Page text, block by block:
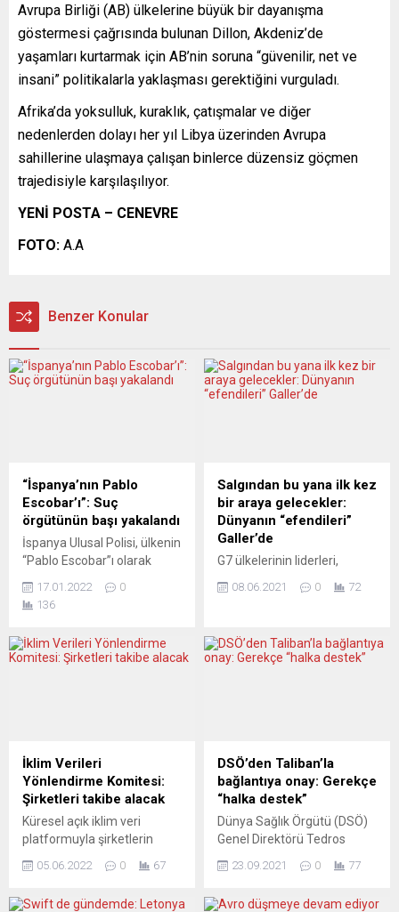
Avrupa Birliği (AB) ülkelerine büyük bir dayanışma
göstermesi çağrısında bulunan Dillon, Akdeniz’de
yaşamları kurtarmak için AB’nin soruna “güvenilir, net ve
insani” politikalarla yaklaşması gerektiğini vurguladı.
Afrika’da yoksulluk, kuraklık, çatışmalar ve diğer
nedenlerden dolayı her yıl Libya üzerinden Avrupa
sahillerine ulaşmaya çalışan binlerce düzensiz göçmen
trajedisiyle karşılaşılıyor.
YENİ POSTA – CENEVRE
FOTO: A.A
Benzer Konular
“İspanya’nın Pablo
Escobar’ı”: Suç
örgütünün başı yakalandı
İspanya Ulusal Polisi, ülkenin
“Pablo Escobar”ı olarak
kaçakçısının yakalandığını ve
örgütün çökertildiğini
yapılan yazılı açıklamada,
“İspanya’nın en önde gelen
düzenlenen operasyonda
yakalanan kişinin,
Hollanda’dan getirttiği
uyuşturucuları Madrid başta
olmak üzere ülkenin farklı...
17.01.2022
0
136
Salgından bu yana ilk kez
bir araya gelecekler:
Dünyanın “efendileri”
Galler’de
G7 ülkelerinin liderleri,
salgınının başlamasından bu
Gündem yüklü. Bu yıl 47’ncisi
düzenlenecek G7 Zirvesi,
gerçekleştirilecek. Zirvede,
devam eden salgın, küresel
jeopolitik riskler ve iklim
başlıkların ele alınması
bekleniyor....
08.06.2021 0 72
İklim Verileri
Yönlendirme Komitesi:
Şirketleri takibe alacak
Küresel açık iklim veri
platformuyla şirketlerin
taahhütlerinin takibine
05.06.2022 0 67
DSÖ’den Taliban’la
bağlantıya onay: Gerekçe
“halka destek”
Dünya Sağlık Örgütü (DSÖ)
Genel Direktörü Tedros
Afganistan’da Taliban
23.09.2021 0 77